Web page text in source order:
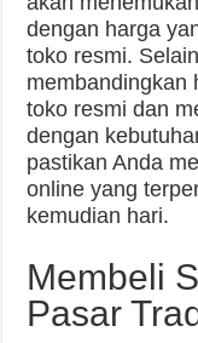
dengan harga
toko resmi.
membandingkan
toko resmi dan
dengan
pastikan Anda
online yang
kemudian hari.
Membeli
Pasar